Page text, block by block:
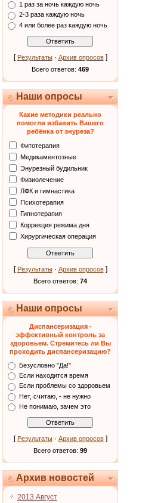
1 раз за ночь каждую ночь
2-3 раза каждую ночь
4 или более раз каждую ночь
[ Результаты· Архив опросов]
Всего ответов: 469
Наши опросы
Какие методики реально
помогли избавить Вашего
ребёнка от энуреза?
Фитотерапия
Медикаментозные
Энурезный будильник
Физиолечение
ЛФК и гимнастика
Психотерапия
Гипнотерапия
Коррекция режима дня
Хирургическая операция
[ Результаты· Архив опросов]
Всего ответов: 74
Наши опросы
Диспансеризация -
эффективный контроль за
здоровьем. Стремитесь ли Вы
проходить диспансеризацию?
Безусловно "Да!"
Если находится время
Если проблемы со здоровьем
Нет, считаю, - не нужно
Не понимаю, зачем это
[ Результаты· Архив опросов]
Всего ответов: 99
Архив новостей
2013 Август